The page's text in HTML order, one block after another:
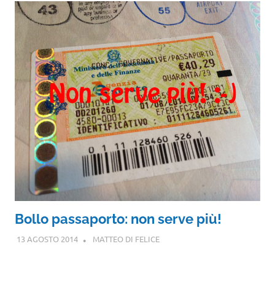
Bollo passaporto: non serve più!
13 AGOSTO 2014 MATTEO DI FELICE